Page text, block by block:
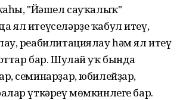
"Йәшел сауҡалыҡ"
ял итеүселәрҙе ҡабул итеү,
реабилитациялау һәм ял итеү
бар. Шулай уҡ бында
семинарҙар, юбилейҙар,
үткәреү мөмкинлеге бар.